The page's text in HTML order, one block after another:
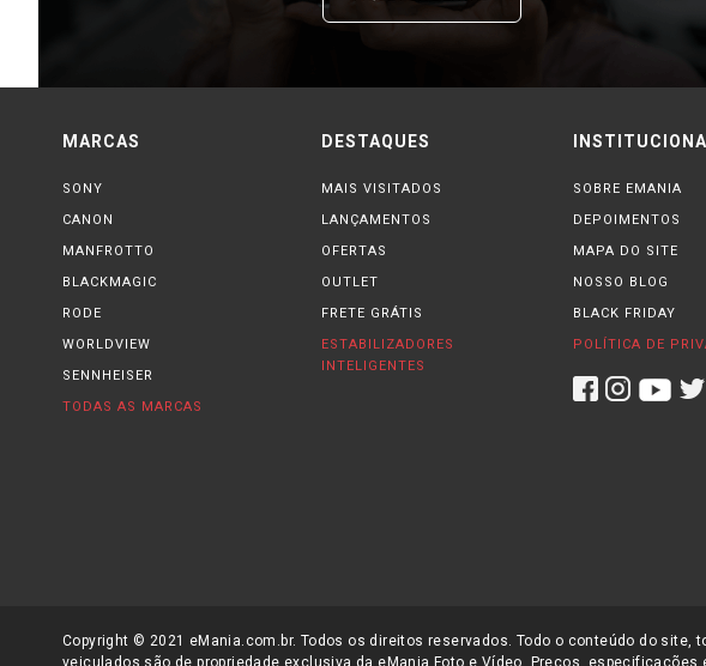
MARCAS
SONY
CANON
MANFROTTO
BLACKMAGIC
RODE
WORLDVIEW
SENNHEISER
TODAS AS MARCAS
DESTAQUES
MAIS VISITADOS
LANÇAMENTOS
OFERTAS
OUTLET
FRETE GRÁTIS
ESTABILIZADORES
INTELIGENTES
SOBRE EMANIA
DEPOIMENTOS
MAPA DO SITE
NOSSO BLOG
BLACK FRIDAY
POLÍTICA DE
Copyright © 2021 eMania.com.br. Todos os direitos reservados. Todo o conteúdo do
veiculados são de propriedade exclusiva da eMania Foto e Vídeo. Preços,